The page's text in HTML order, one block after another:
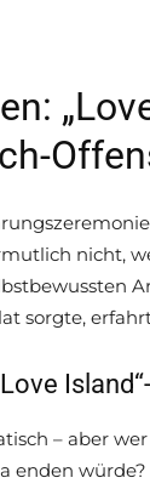
nicht,
sorgte,
– aber
enden